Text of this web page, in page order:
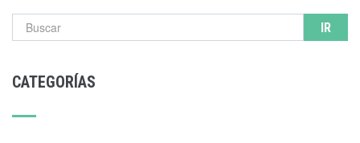
Formulario de búsqueda
CATEGORÍAS